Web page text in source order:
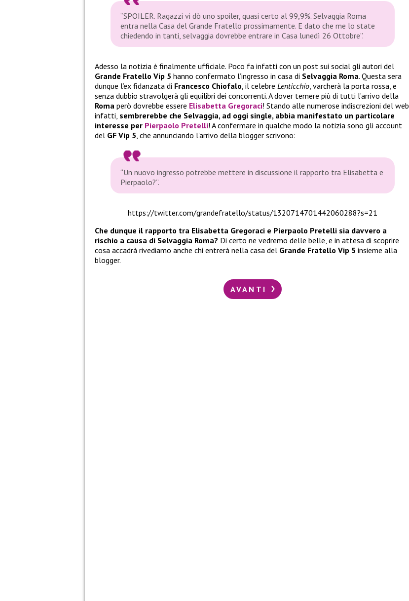
“SPOILER. Ragazzi vi dò uno spoiler, quasi certo al 99,9%. Selvaggia Roma
entra nella Casa del Grande Fratello prossimamente. E dato che me lo state
chiedendo in tanti, selvaggia dovrebbe entrare in Casa lunedì 26 Ottobre”.
Adesso la notizia è finalmente ufficiale. Poco fa infatti con un post sui social gli autori del
Grande Fratello Vip 5 hanno confermato l’ingresso in casa di Selvaggia Roma. Questa sera
dunque l’ex fidanzata di Francesco Chiofalo, il celebre Lenticchio, varcherà la porta rossa, e
senza dubbio stravolgerà gli equilibri dei concorrenti. A dover temere più di tutti l’arrivo della
Roma però dovrebbe essere Elisabetta Gregoraci! Stando alle numerose indiscrezioni del web
infatti, sembrerebbe che Selvaggia, ad oggi single, abbia manifestato un particolare
interesse per Pierpaolo Pretelli! A confermare in qualche modo la notizia sono gli account
del GF Vip 5, che annunciando l’arrivo della blogger scrivono:
“Un nuovo ingresso potrebbe mettere in discussione il rapporto tra Elisabetta e
Pierpaolo?”.
https://twitter.com/grandefratello/status/1320714701442060288?s=21
Che dunque il rapporto tra Elisabetta Gregoraci e Pierpaolo Pretelli sia davvero a
rischio a causa di Selvaggia Roma? Di certo ne vedremo delle belle, e in attesa di scoprire
cosa accadrà rivediamo anche chi entrerà nella casa del Grande Fratello Vip 5 insieme alla
blogger.
AVANTI